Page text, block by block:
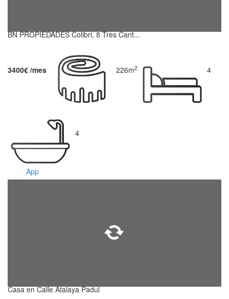
BN PROPIEDADES Colibri, 8 Tres Cant...
3400€ /mes 226m2 4
4
App
Casa en Calle Atalaya Padul